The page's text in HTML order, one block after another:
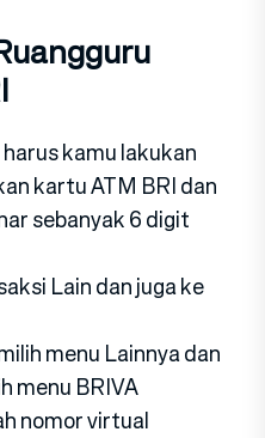
kamu lakukan
kartu ATM BRI dan
sebanyak 6 digit
Lain dan juga ke
menu Lainnya dan
menu BRIVA
nomor virtual